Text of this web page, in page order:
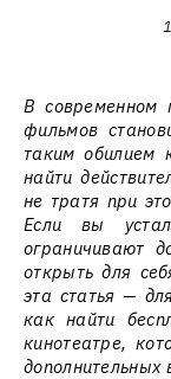
В современном
фильмов
таким обилием
найти
не тратя при
Если вы
ограничивают
открыть для
эта статья —
как найти
кинотеатре,
дополнительных